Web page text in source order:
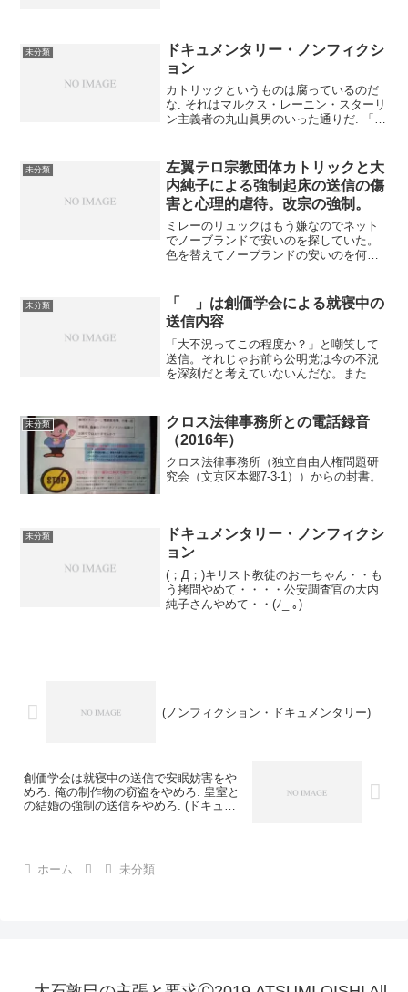
未分類
ドキュメンタリー・ノンフィクシ
ョン
カトリックというものは腐っているのだ
な. それはマルクス・レーニン・スターリ
ン主義者の丸山眞男のいった通りだ. 「中
ら・・・・スコラ学派が神の存在証明を
やったが失敗した. ...
未分類
左翼テロ宗教団体カトリックと大
内純子による強制起床の送信の傷
害と心理的虐待。改宗の強制。
ミレーのリュックはもう嫌なのでネット
でノーブランドで安いのを探していた。
色を替えてノーブランドの安いのを何種
リックや朝鮮人の映画監督北野武らの映
画関係に盗撮されすぐサン...
未分類
「 」は創価学会による就寝中の
送信内容
「大不況ってこの程度か？」と嘲笑して
送信。それじゃお前ら公明党は今の不況
を深刻だと考えていないんだな。また消
学会。与党は消費税をあげようとするだ
ろうし、大阪人の山本太郎...
未分類
クロス法律事務所との電話録音
（2016年）
クロス法律事務所（独立自由人権問題研
究会（文京区本郷7-3-1））からの封書。
未分類
ドキュメンタリー・ノンフィクシ
ョン
(；Д；)キリスト教徒のおーちゃん・・も
う拷問やめて・・・・公安調査官の大内
純子さんやめて・・(ﾉ_-｡)
(ノンフィクション・ドキュメンタリー)
創価学会は就寝中の送信で安眠妨害をや
めろ. 俺の制作物の窃盗をやめろ. 皇室と
の結婚の強制の送信をやめろ. (ドキュメ
ホーム 未分類